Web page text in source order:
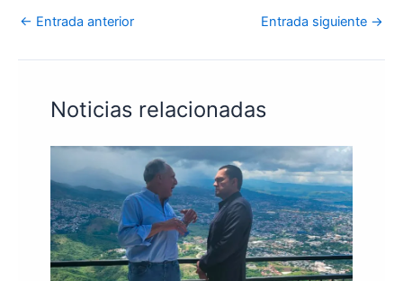
← Entrada anterior Entrada siguiente →
Noticias relacionadas